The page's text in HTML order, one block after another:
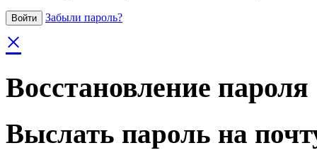
Забыли пароль?
×
Восстановление пароля
Выслать пароль на